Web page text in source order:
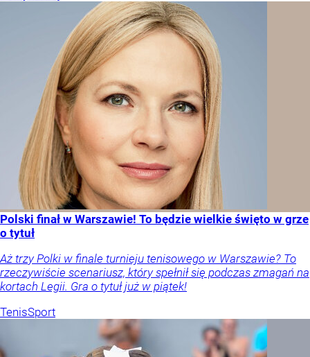
Polski finał w Warszawie! To będzie wielkie święto w grze
o tytuł
Aż trzy Polki w finale turnieju tenisowego w Warszawie? To
rzeczywiście scenariusz, który spełnił się podczas zmagań na
kortach Legii. Gra o tytuł już w piątek!
TenisSport